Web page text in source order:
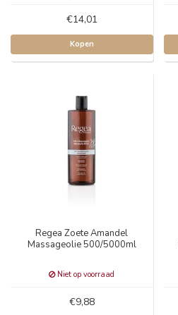
€14,01
Kopen
Regea Zoete Amandel
Massageolie 500/5000ml
Niet op voorraad
€9,88